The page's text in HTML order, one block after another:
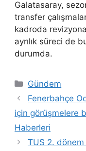
Galatasaray,
transfer
kadroda
ayrılık süreci de
durumda.
Kategoriler
Gündem
Fenerbahçe
için görüşmelere
Haberleri
TUS 2.